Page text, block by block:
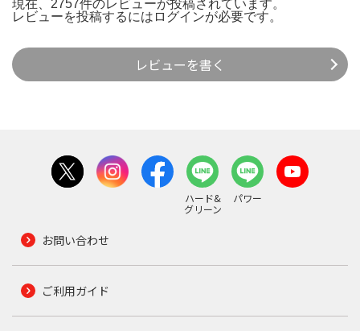
現在、2757件のレビューが投稿されています。
レビューを投稿するには ログインが必要です。
レビューを書く
ハード&
グリーン
パワー
お問い合わせ
ご利用ガイド